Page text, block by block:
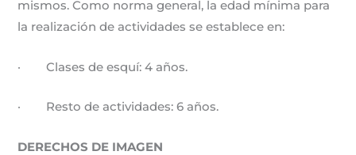
mismos. Como norma general, la edad mínima para
la realización de actividades se establece en:
· Clases de esquí: 4 años.
· Resto de actividades: 6 años.
DERECHOS DE IMAGEN